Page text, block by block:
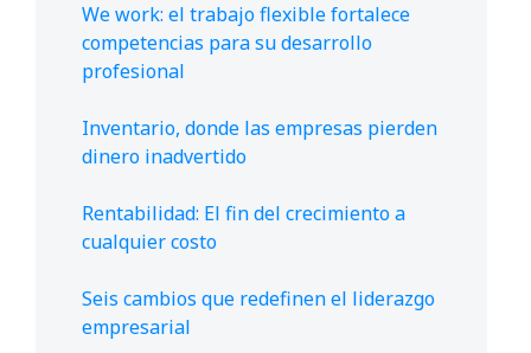
We work: el trabajo flexible fortalece
competencias para su desarrollo
profesional
Inventario, donde las empresas pierden
dinero inadvertido
Rentabilidad: El fin del crecimiento a
cualquier costo
Seis cambios que redefinen el liderazgo
empresarial